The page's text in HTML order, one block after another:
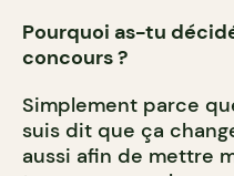
Pourquoi as-tu
concours ?
Simplement parce
suis dit que ça
aussi afin de mettre